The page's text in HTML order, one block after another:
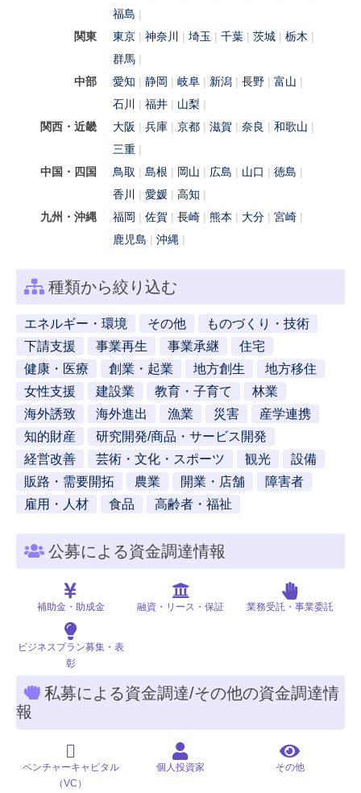
福島
関東
東京 神奈川 埼玉 千葉 茨城
栃木
群馬
中部
愛知 静岡 岐阜 新潟 長野
富山
石川
福井
山梨
関西・近畿
大阪 兵庫 京都 滋賀 奈良
和歌山
三重
中国・四国
鳥取 島根 岡山 広島 山口
徳島
香川
愛媛
高知
九州・沖縄
福岡 佐賀 長崎 熊本 大分
宮崎
鹿児島
沖縄
種類から絞り込む
エネルギー・環境 その他
ものづくり・技術
下請支援
事業再生 事業承継
住宅
健康・医療
創業・起業 地方創生
地方移住
女性支援
建設業 教育・子育て
林業
海外誘致
海外進出 漁業 災害
産学連携
知的財産
研究開発/商品・サービス開発
経営改善
芸術・文化・スポーツ 観光
設備
販路・需要開拓
農業 開業・店舗
障害者
雇用・人材
食品 高齢者・福祉
公募による資金調達情報
補助金・助成金 融資・リース・保証 業務受託・事業委託
ビジネスプラン募集・表
彰
私募による資金調達/その他の資金調達情
報
ベンチャーキャピタル
（VC）
個人投資家 その他